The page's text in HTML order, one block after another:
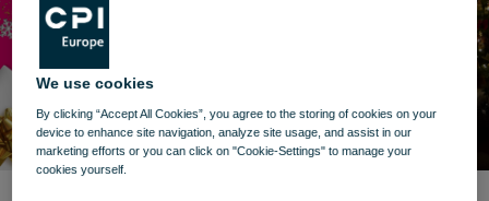
We use cookies
By clicking “Accept All Cookies”, you agree to the storing of cookies on your
device to enhance site navigation, analyze site usage, and assist in our
marketing efforts or you can click on "Cookie-Settings" to manage your
cookies yourself.